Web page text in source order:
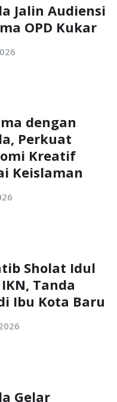
Jalin Audiensi
OPD Kukar
dengan
Perkuat
Kreatif
Keislaman
Sholat Idul
Tanda
Ibu Kota Baru
Gelar